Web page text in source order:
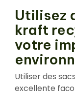
Utilisez
kraft
votre
Utiliser des
excellente